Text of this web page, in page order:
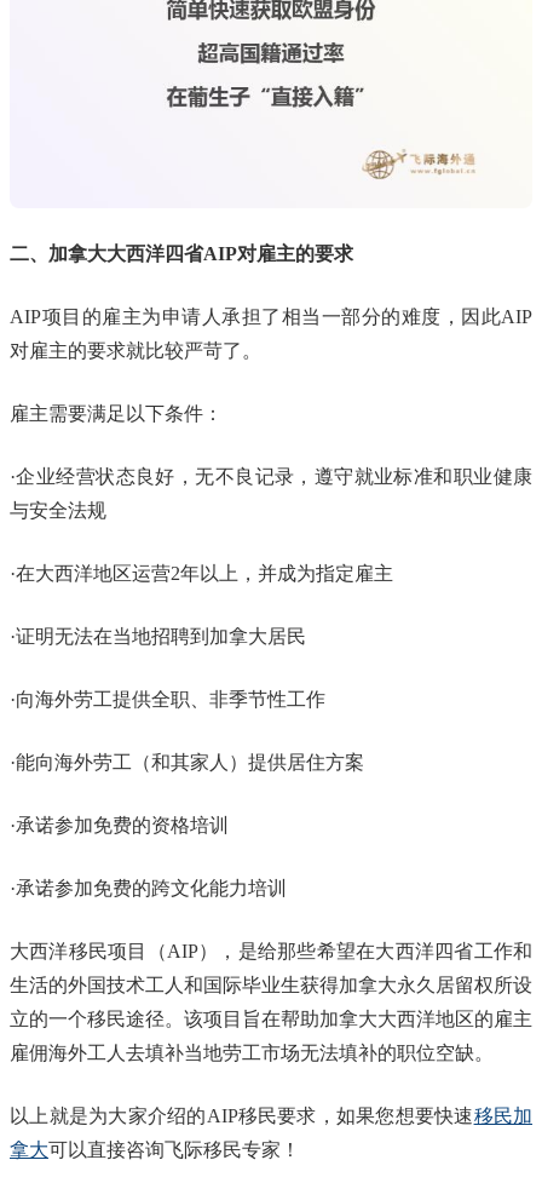
二、加拿大大西洋四省AIP对雇主的要求
AIP项目的雇主为申请人承担了相当一部分的难度，因此AIP
对雇主的要求就比较严苛了。
雇主需要满足以下条件：
·企业经营状态良好，无不良记录，遵守就业标准和职业健康
与安全法规
·在大西洋地区运营2年以上，并成为指定雇主
·证明无法在当地招聘到加拿大居民
·向海外劳工提供全职、非季节性工作
·能向海外劳工（和其家人）提供居住方案
·承诺参加免费的资格培训
·承诺参加免费的跨文化能力培训
大西洋移民项目（AIP），是给那些希望在大西洋四省工作和
生活的外国技术工人和国际毕业生获得加拿大永久居留权所设
立的一个移民途径。该项目旨在帮助加拿大大西洋地区的雇主
雇佣海外工人去填补当地劳工市场无法填补的职位空缺。
​以上就是为大家介绍的AIP移民要求，如果您想要快速移民加
拿大可以直接咨询飞际移民专家！